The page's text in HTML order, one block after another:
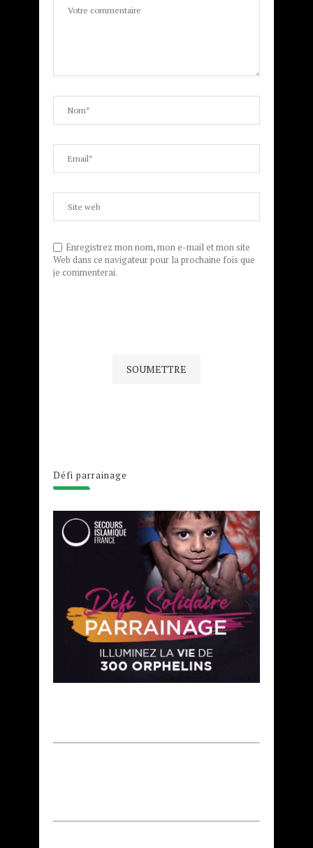
Enregistrez mon nom, mon e-mail et mon site
Web dans ce navigateur pour la prochaine fois que
je commenterai.
Défi parrainage